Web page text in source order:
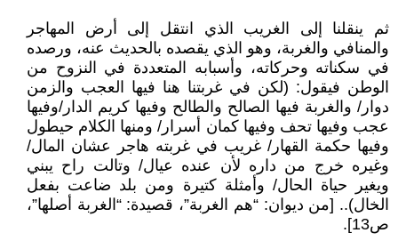
ثم ينقلنا إلى الغريب الذي انتقل إلى أرض المهاجر
والمنافي والغربة، وهو الذي يقصده بالحديث عنه، ورصده
في سكناته وحركاته، وأسبابه المتعددة في النزوح من
الوطن فيقول: (لكن في غربتنا هنا فيها العجب والزمن
دوار/ والغربة فيها الصالح والطالح وفيها كريم الدار/وفيها
عجب وفيها تحف وفيها كمان أسرار/ ومنها الكلام حيطول
وفيها حكمة القهار/ غريب في غربته هاجر عشان المال/
وغيره خرج من داره لأن عنده عيال/ وتالت راح يبني
ويغير حياة الحال/ وأمثلة كتيرة ومن بلد ضاعت بفعل
الخال).. [من ديوان: “هم الغربة”، قصيدة: “الغربة أصلها”،
ص13].